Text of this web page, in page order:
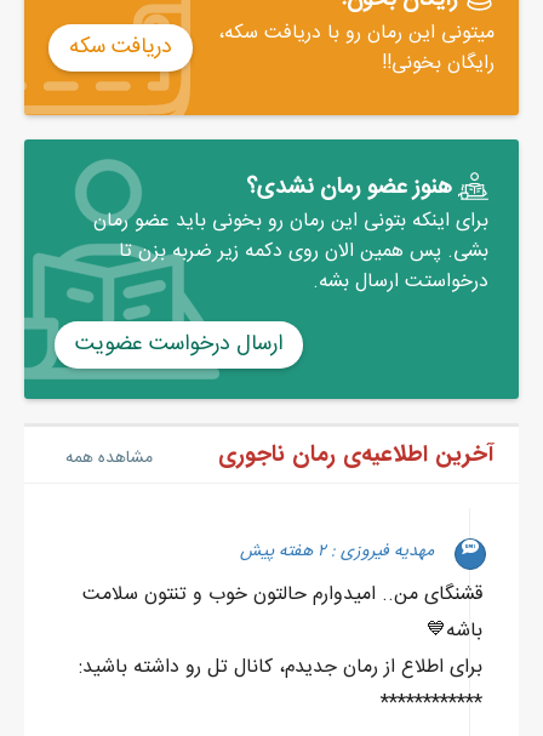
میتونی این رمان رو با دریافت سکه،
رایگان بخونی!!
دریافت سکه
هنوز عضو رمان نشدی؟
برای اینکه بتونی این رمان رو بخونی باید عضو رمان
بشی. پس همین الان روی دکمه زیر ضربه بزن تا
درخواستت ارسال بشه.
ارسال درخواست عضویت
آخرین اطلاعیه‌ی رمان ناجوری مشاهده همه
مهدیه فیروزی : ۲ هفته پیش
قشنگای من.. امیدوارم حالتون خوب و تنتون سلامت
باشه💙
برای اطلاع از رمان جدیدم، کانال تل رو داشته باشید:
************